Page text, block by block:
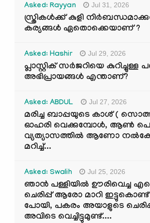
Asked: Rayyan Jul 31, 2026
സ്ത്രികൾക്ക് കുളി
കര്യങ്ങൾ ഏതൊക്കെയാണ് ?
Asked: Hashir Jul 29, 2026
പ്ലാസ്റ്റിക് സർജറിയെ കുറിച്ചുള്ള
അഭിപ്രായങ്ങൾ എന്താണ്?
Asked: ABDUL Jul 27, 2026
മരിച്ച ബാപ്പയുടെ കാശ് (
ഓഹരി വെക്കുമ്പോൾ, ആണ്‍
വ്യത്യാസത്തില്‍ ആണോ
മറിച്ച്...
Asked: Swalih Jul 25, 2026
ഞാൻ പള്ളിയിൽ ഊരിവെച്ച
ചെരിപ്പ് ആരോ മാറി ഇട്ടുകൊണ്ട്
പോയി, പകരം അയാളുടെ
അവിടെ വെച്ചിട്ടുമുണ്ട്....